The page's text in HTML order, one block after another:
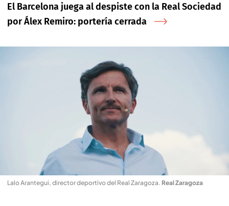
El Barcelona juega al despiste con la Real Sociedad
por Álex Remiro: portería cerrada
Lalo Arantegui, director deportivo del Real Zaragoza. Real Zaragoza